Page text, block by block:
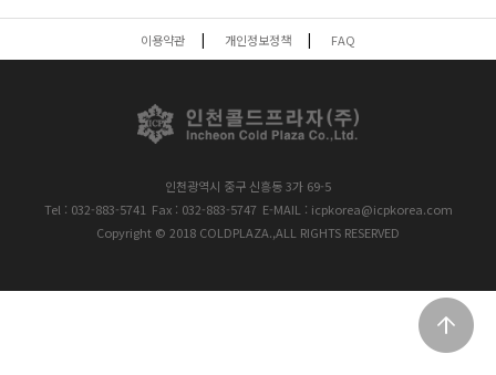
이용약관 개인정보정책 FAQ
인천광역시 중구 신흥동 3가 69-5
Tel : 032-883-5741 Fax : 032-883-5747 E-MAIL : icpkorea@icpkorea.com
Copyright © 2018 COLDPLAZA.,ALL RIGHTS RESERVED